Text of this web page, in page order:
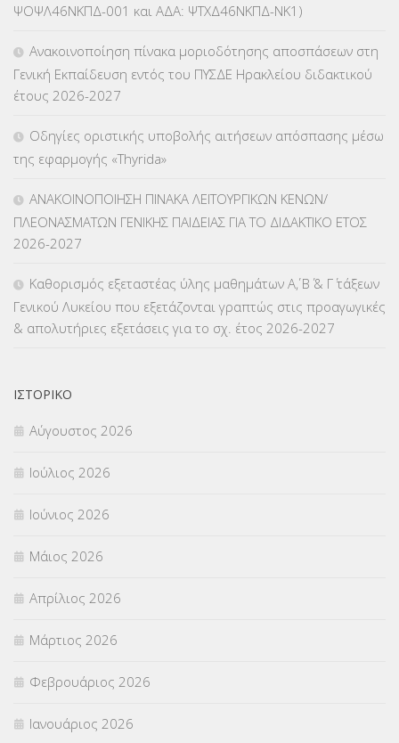
ΚΕΣΥΠ(109)
ΚΠγ – ΚΡΑΤΙΚΟ ΠΙΣΤΟΠΟΙΗΤΙΚΟ ΓΛΩΣΣΟΜΑΘΕΙΑΣ(135)
ΚΠπ- ΚΡΑΤΙΚΟ ΠΙΣΤΟΠΟΙΗΤΙΚΟ ΠΛΗΡΟΦΟΡΙΚΗΣ
ΛΟΙΠΑ(309)
ΜΕΤΑΘΕΣΕΙΣ-ΤΟΠΟΘΕΤΗΣΕΙΣ ΒΕΛΤΙΩΣΕΙΣ(319)
ΜΕΤΑΦΟΡΑ ΜΑΘΗΤΩΝ(3)
ΟΙΚΟΝΟΜΙΚΑ ΘΕΜΑΤΑ
Π.Ε.Κ. ΗΡΑΚΛΕΙΟΥ
ΠΑΝΕΛΛΑΔΙΚΕΣ ΕΞΕΤΑΣΕΙΣ
ΠΡΟΚΗΡΥΞΕΙΣ
ΣΕΜΙΝΑΡΙΑ – ΗΜΕΡΙΔΕΣ
ΣΕΠ(50)
ΣΤΕΛΕΧΗ (360)
ΣΥΜΒΟΥΛΕΥΤΙΚΟΣ ΣΤΑΘΜΟΣ ΝΕΩΝ
ΣΥΝΤΑΞΕΙΣ(12)
ΨΟΨΛ46ΝΚΠΔ-001 και ΑΔΑ: ΨΤΧΔ46ΝΚΠΔ-ΝΚ1)
Ανακοινοποίηση πίνακα μοριοδότησης αποσπάσεων στη
Γενική Εκπαίδευση εντός του ΠΥΣΔΕ Ηρακλείου διδακτικού
έτους 2026-2027
Οδηγίες οριστικής υποβολής αιτήσεων απόσπασης μέσω
της εφαρμογής «Thyrida»
ΑΝΑΚΟΙΝΟΠΟΙΗΣΗ ΠΙΝΑΚΑ ΛΕΙΤΟΥΡΓΙΚΩΝ ΚΕΝΩΝ/
ΠΛΕΟΝΑΣΜΑΤΩΝ ΓΕΝΙΚΗΣ ΠΑΙΔΕΙΑΣ ΓΙΑ ΤΟ ΔΙΔΑΚΤΙΚΟ ΕΤΟΣ
2026-2027
Καθορισμός εξεταστέας ύλης μαθημάτων Α΄, Β΄ & Γ΄ τάξεων
Γενικού Λυκείου που εξετάζονται γραπτώς στις προαγωγικές
& απολυτήριες εξετάσεις για το σχ. έτος 2026-2027
ΙΣΤΟΡΙΚΌ
Αύγουστος 2026
Ιούλιος 2026
Ιούνιος 2026
Μάιος 2026
Απρίλιος 2026
Μάρτιος 2026
Φεβρουάριος 2026
Ιανουάριος 2026